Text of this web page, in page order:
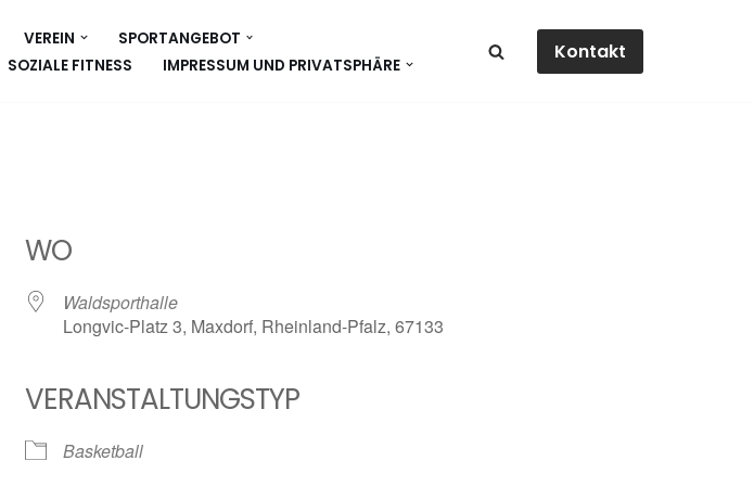
VEREIN
SPORTANGEBOT
SOZIALE FITNESS IMPRESSUM UND PRIVATSPHÄRE
Kontakt
WO
Waldsporthalle
Longvic-Platz 3, Maxdorf, Rheinland-Pfalz, 67133
VERANSTALTUNGSTYP
Basketball